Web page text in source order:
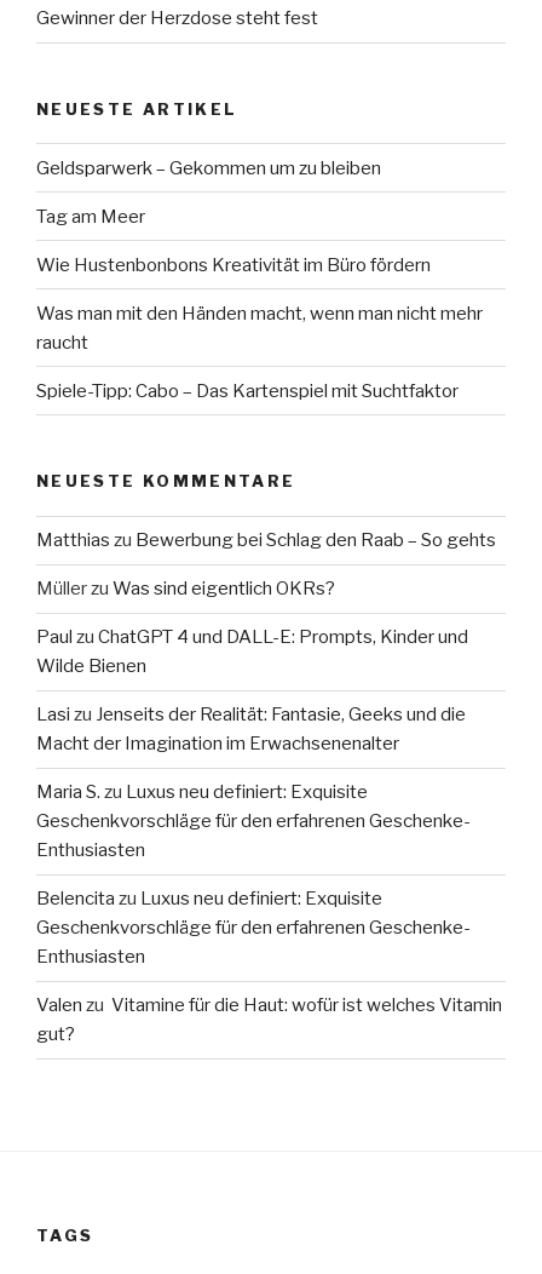
Gewinner der Herzdose steht fest
NEUESTE ARTIKEL
Geldsparwerk – Gekommen um zu bleiben
Tag am Meer
Wie Hustenbonbons Kreativität im Büro fördern
Was man mit den Händen macht, wenn man nicht mehr
raucht
Spiele-Tipp: Cabo – Das Kartenspiel mit Suchtfaktor
NEUESTE KOMMENTARE
Matthias zu Bewerbung bei Schlag den Raab – So gehts
Müllerzu Was sind eigentlich OKRs?
Paul zu ChatGPT 4 und DALL-E: Prompts, Kinder und
Wilde Bienen
Lasi zu Jenseits der Realität: Fantasie, Geeks und die
Macht der Imagination im Erwachsenenalter
Maria S. zu Luxus neu definiert: Exquisite
Geschenkvorschläge für den erfahrenen Geschenke-
Enthusiasten
Belencita zu Luxus neu definiert: Exquisite
Geschenkvorschläge für den erfahrenen Geschenke-
Enthusiasten
Valen zu Vitamine für die Haut: wofür ist welches Vitamin
gut?
TAGS